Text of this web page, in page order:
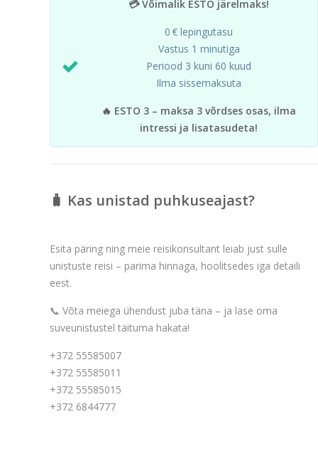
💳 Võimalik ESTO järelmaks!
0 € lepingutasu
Vastus 1 minutiga
Periood 3 kuni 60 kuud
Ilma sissemaksuta
🔥 ESTO 3 – maksa 3 võrdses osas, ilma
intressi ja lisatasudeta!
🧳 Kas unistad puhkuseajast?
Esita päring ning meie reisikonsultant leiab just sulle
unistuste reisi – parima hinnaga, hoolitsedes iga detaili
eest.
📞 Võta meiega ühendust juba täna – ja lase oma
suveunistustel täituma hakata!
+372 55585007
+372 55585011
+372 55585015
+372 6844777